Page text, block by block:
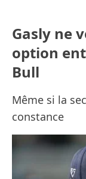
Gasly ne
option
Bull
Même si la
constance